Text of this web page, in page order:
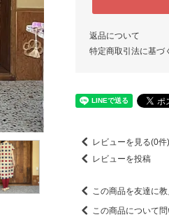
返品について
特定商取引法に基づ
レビューを見る(0件)
レビューを投稿
この商品を友達に教
この商品について